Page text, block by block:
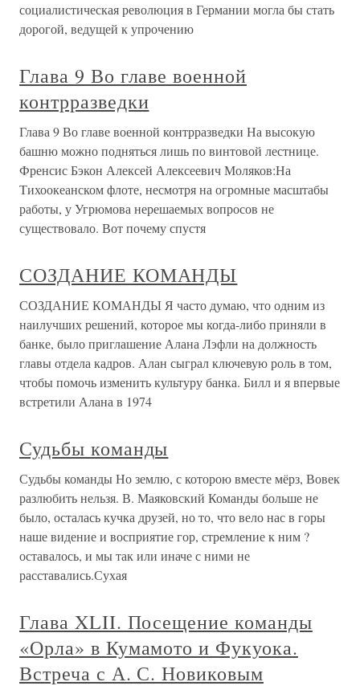
социалистическая революция в Германии могла бы стать
дорогой, ведущей к упрочению
Глава 9 Во главе военной
контрразведки
Глава 9 Во главе военной контрразведки На высокую
башню можно подняться лишь по винтовой лестнице.
Френсис Бэкон Алексей Алексеевич Моляков:На
Тихоокеанском флоте, несмотря на огромные масштабы
работы, у Угрюмова нерешаемых вопросов не
существовало. Вот почему спустя
СОЗДАНИЕ КОМАНДЫ
СОЗДАНИЕ КОМАНДЫ Я часто думаю, что одним из
наилучших решений, которое мы когда-либо приняли в
банке, было приглашение Алана Лэфли на должность
главы отдела кадров. Алан сыграл ключевую роль в том,
чтобы помочь изменить культуру банка. Билл и я впервые
встретили Алана в 1974
Судьбы команды
Судьбы команды Но землю, с которою вместе мёрз, Вовек
разлюбить нельзя. В. Маяковский Команды больше не
было, осталась кучка друзей, но то, что вело нас в горы
наше видение и восприятие гор, стремление к ним ?
оставалось, и мы так или иначе с ними не
расставались.Сухая
Глава XLII. Посещение команды
«Орла» в Кумамото и Фукуока.
Встреча с А. С. Новиковым